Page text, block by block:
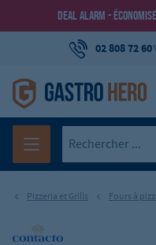
DEAL ALARM -
02 808 72 60
Pizzeria et Grills Fours à